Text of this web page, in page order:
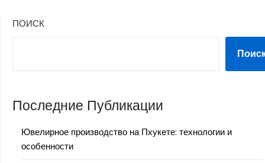
ПОИСК
Последние Публикации
Ювелирное производство на Пхукете: технологии и
особенности